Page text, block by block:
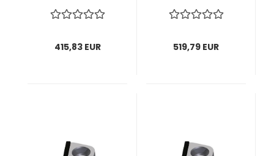
"volle Schneide"
Stück
415,83 EUR
"volle Schneide"
Stück
519,79 EUR